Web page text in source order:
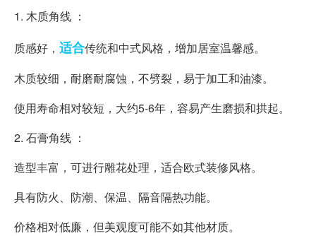
1. 木质角线 ：
质感好， 适合传统和中式风格，增加居室温馨感。
木质较细，耐磨耐腐蚀，不劈裂，易于加工和油漆。
使用寿命相对较短，大约5-6年，容易产生磨损和拱起。
2. 石膏角线 ：
造型丰富，可进行雕花处理，适合欧式装修风格。
具有防火、防潮、保温、隔音隔热功能。
价格相对低廉，但美观度可能不如其他材质。